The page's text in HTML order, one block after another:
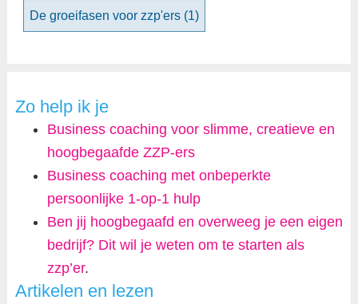
De groeifasen voor zzp'ers (1)
Zo help ik je
Business coaching voor slimme, creatieve en
hoogbegaafde ZZP-ers
Business coaching met onbeperkte
persoonlijke 1-op-1 hulp
Ben jij hoogbegaafd en overweeg je een eigen
bedrijf? Dit wil je weten om te starten als
zzp’er.
Artikelen en lezen